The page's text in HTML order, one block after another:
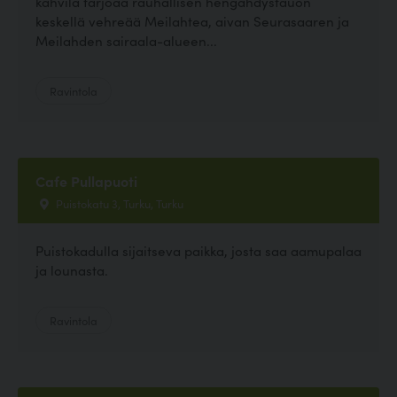
keskellä vehreää Meilahtea, aivan Seurasaaren ja
Meilahden sairaala-alueen...
Cafe Pullapuoti
Puistokatu 3, Turku, Turku
Puistokadulla sijaitseva paikka, josta saa aamupalaa
ja lounasta.